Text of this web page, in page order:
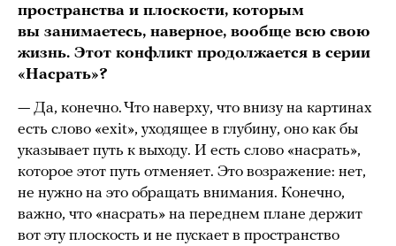
пространства и плоскости, которым
вы занимаетесь, наверное, вообще всю свою
жизнь. Этот конфликт продолжается в серии
«Насрать»?
— Да, конечно. Что наверху, что внизу на картинах
есть слово «exit», уходящее в глубину, оно как бы
указывает путь к выходу. И есть слово «насрать»,
которое этот путь отменяет. Это возражение: нет,
не нужно на это обращать внимания. Конечно,
важно, что «насрать» на переднем плане держит
вот эту плоскость и не пускает в пространство